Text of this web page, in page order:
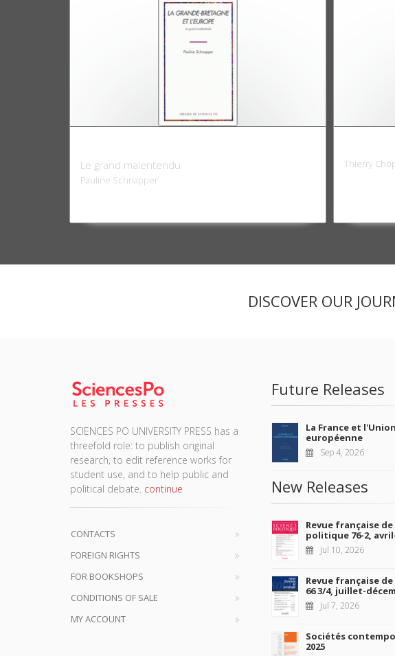
Le grand malentendu
Pauline Schnapper
Thierry
DISCOVER OUR
SCIENCES PO UNIVERSITY PRESS has a
threefold role: to publish original
research, to edit reference works for
student use, and to help public and
political debate. continue
CONTACTS
FOREIGN RIGHTS
FOR BOOKSHOPS
CONDITIONS OF SALE
MY ACCOUNT
Future Releases
La France et l'Union
européenne
Sep 4, 2026
New Releases
Revue française
politique 76-2,
Jul 10, 2026
Revue française
66 3/4, juillet-
Jul 7, 2026
Sociétés
2025